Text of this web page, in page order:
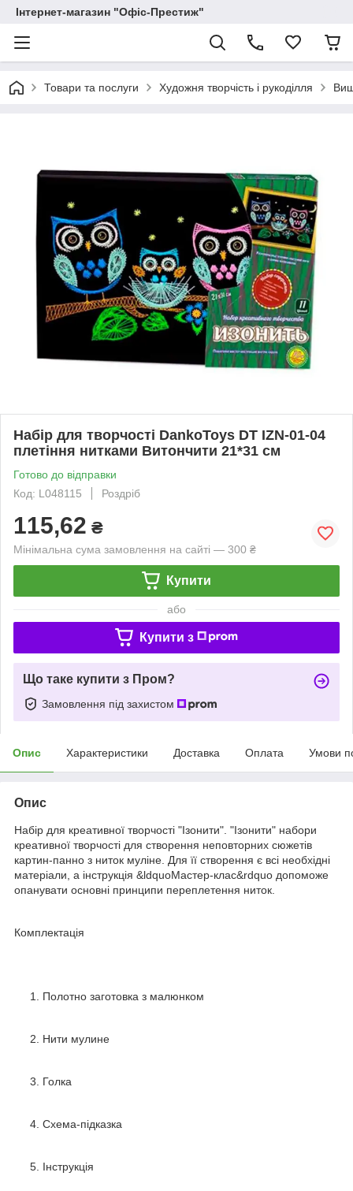
Інтернет-магазин "Офіс-Престиж"
Товари та послуги Художня творчість і рукоділля
Набір для творчості DankoToys DT IZN-01-04
плетіння нитками Витончити 21*31 см
Готово до відправки
Код: L048115
Роздріб
115,62 ₴
Мінімальна сума замовлення на сайті — 300 ₴
Купити
або
Купити з
Що таке купити з Пром?
Замовлення під захистом
Опис Характеристики Доставка Оплата Умови
Опис
Набір для креативної творчості "Ізонити". "Ізонити" набори
креативної творчості для створення неповторних сюжетів
картин-панно з ниток муліне. Для її створення є всі необхідні
матеріали, а інструкція &ldquoМастер-клас&rdquo допоможе
опанувати основні принципи переплетення ниток.
Комплектація
Полотно заготовка з малюнком
Нити мулине
Голка
Схема-підказка
Інструкція